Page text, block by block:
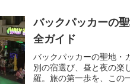
バックパッカーの
全ガイド
バックパッカーの聖地・
別の宿選び、昼と夜の楽
羅。旅の第一歩を、この